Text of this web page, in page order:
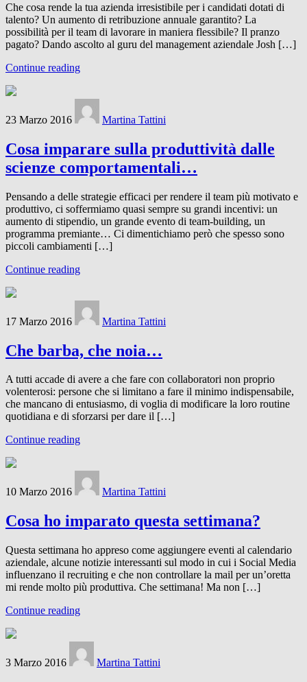
Che cosa rende la tua azienda irresistibile per i candidati dotati di
talento? Un aumento di retribuzione annuale garantito? La
possibilità per il team di lavorare in maniera flessibile? Il pranzo
pagato? Dando ascolto al guru del management aziendale Josh […]
Continue reading
23 Marzo 2016 Martina Tattini
Cosa imparare sulla produttività dalle
scienze comportamentali…
Pensando a delle strategie efficaci per rendere il team più motivato e
produttivo, ci soffermiamo quasi sempre su grandi incentivi: un
aumento di stipendio, un grande evento di team-building, un
programma premiante… Ci dimentichiamo però che spesso sono
piccoli cambiamenti […]
Continue reading
17 Marzo 2016 Martina Tattini
Che barba, che noia…
A tutti accade di avere a che fare con collaboratori non proprio
volenterosi: persone che si limitano a fare il minimo indispensabile,
che mancano di entusiasmo, di voglia di modificare la loro routine
quotidiana e di sforzarsi per dare il […]
Continue reading
10 Marzo 2016 Martina Tattini
Cosa ho imparato questa settimana?
Questa settimana ho appreso come aggiungere eventi al calendario
aziendale, alcune notizie interessanti sul modo in cui i Social Media
influenzano il recruiting e che non controllare la mail per un’oretta
mi rende molto più produttiva. Che settimana! Ma non […]
Continue reading
3 Marzo 2016 Martina Tattini